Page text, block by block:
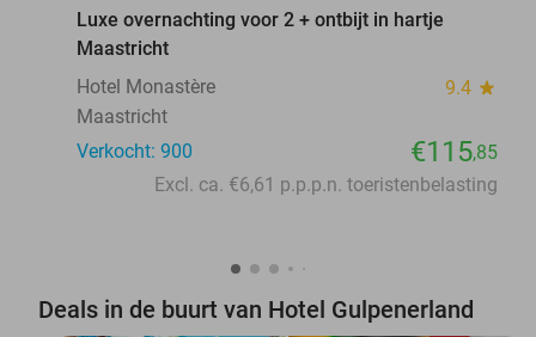
Luxe overnachting voor 2 + ontbijt in hartje
Maastricht
Hotel Monastère
9.4 star
Maastricht
Verkocht: 900
€115,85
Excl. ca. €6,61 p.p.p.n. toeristenbelasting
Deals in de buurt van Hotel Gulpenerland